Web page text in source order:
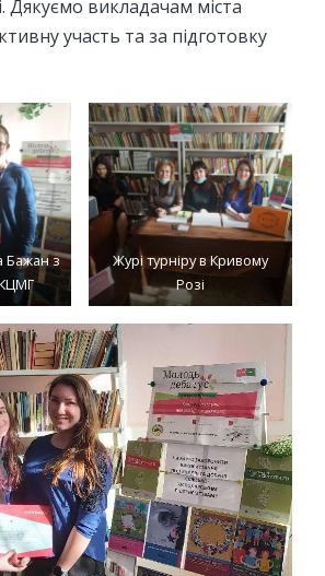
Дякуємо викладачам міста
участь та за підготовку
Бажан з
Журі турніру в Кривому
Розі